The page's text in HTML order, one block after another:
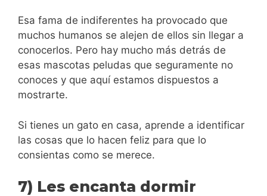
Esa fama de indiferentes ha provocado que
muchos humanos se alejen de ellos sin llegar a
conocerlos. Pero hay mucho más detrás de
esas mascotas peludas que seguramente no
conoces y que aquí estamos dispuestos a
mostrarte.
Si tienes un gato en casa, aprende a identificar
las cosas que lo hacen feliz para que lo
consientas como se merece.
7) Les encanta dormir